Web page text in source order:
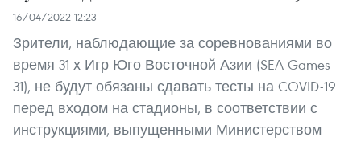
16/04/2022 12:23
Зрители, наблюдающие за соревнованиями во
время 31-х Игр Юго-Восточной Азии (SEA Games
31), не будут обязаны сдавать тесты на COVID-19
перед входом на стадионы, в соответствии с
инструкциями, выпущенными Министерством